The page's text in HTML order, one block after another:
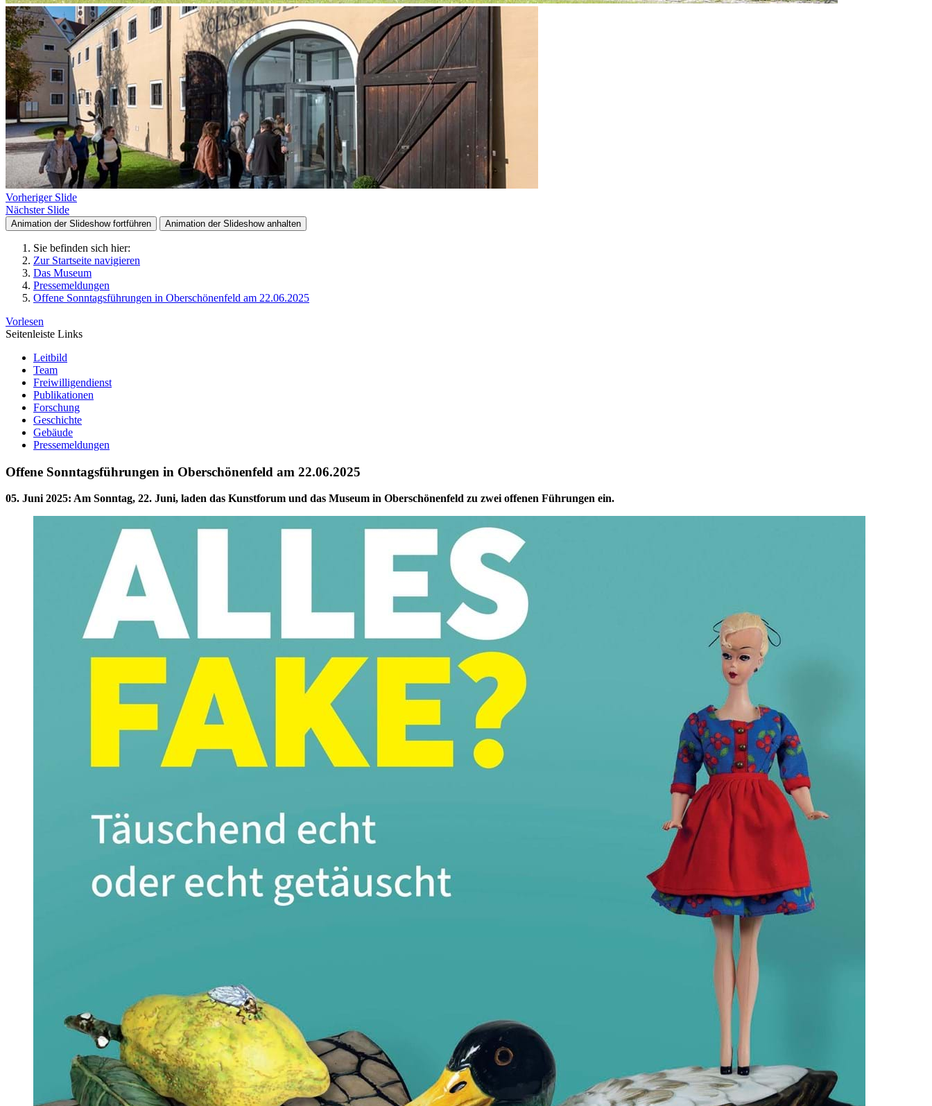
Vorheriger Slide
Nächster Slide
Animation der Slideshow fortführen Animation der Slideshow anhalten
Sie befinden sich hier:
Zur Startseite navigieren
Das Museum
Pressemeldungen
Offene Sonntagsführungen in Oberschönenfeld am 22.06.2025
Vorlesen
Seitenleiste Links
Leitbild
Team
Freiwilligendienst
Publikationen
Forschung
Geschichte
Gebäude
Pressemeldungen
Offene Sonntagsführungen in Oberschönenfeld am 22.06.2025
05. Juni 2025: Am Sonntag, 22. Juni, laden das Kunstforum und das Museum in Oberschönenfeld zu zwei offenen Führungen ein.